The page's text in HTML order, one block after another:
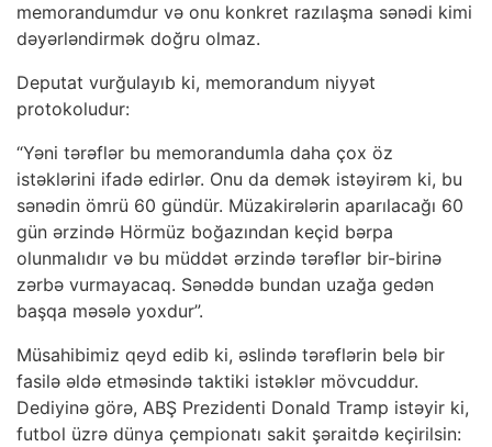
memorandumdur və onu konkret razılaşma sənədi kimi
dəyərləndirmək doğru olmaz.
Deputat vurğulayıb ki, memorandum niyyət
protokoludur:
“Yəni tərəflər bu memorandumla daha çox öz
istəklərini ifadə edirlər. Onu da demək istəyirəm ki, bu
sənədin ömrü 60 gündür. Müzakirələrin aparılacağı 60
gün ərzində Hörmüz boğazından keçid bərpa
olunmalıdır və bu müddət ərzində tərəflər bir-birinə
zərbə vurmayacaq. Sənəddə bundan uzağa gedən
başqa məsələ yoxdur”.
Müsahibimiz qeyd edib ki, əslində tərəflərin belə bir
fasilə əldə etməsində taktiki istəklər mövcuddur.
Dediyinə görə, ABŞ Prezidenti Donald Tramp istəyir ki,
futbol üzrə dünya çempionatı sakit şəraitdə keçirilsin: